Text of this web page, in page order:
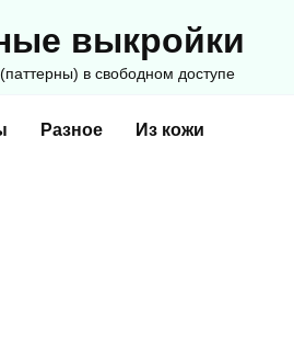
выкройки
в свободном доступе
Разное Из кожи